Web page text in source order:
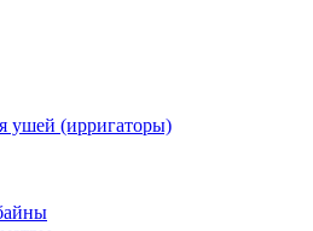
ушей (ирригаторы)